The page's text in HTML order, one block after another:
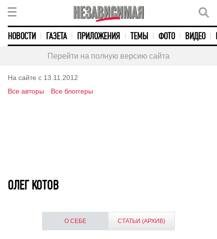
НОВОСТИ ГАЗЕТА ПРИЛОЖЕНИЯ ТЕМЫ ФОТО ВИДЕО
Перейти на полную версию сайта
На сайте с 13.11.2012
Все авторы
Все блоггеры
ОЛЕГ КОТОВ
О СЕБЕ СТАТЬИ (АРХИВ)